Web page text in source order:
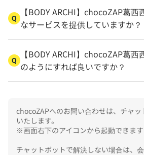
Q
【BODY ARCHI】chocoZAP葛西
なサービスを提供していますか？
Q
【BODY ARCHI】chocoZAP葛
のようにすれば良いですか？
chocoZAPへのお問い合わせは、チャ
いたします。
※画面右下のアイコンから起動できます
チャットボットで解決しない場合は、